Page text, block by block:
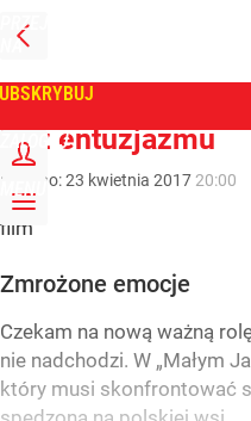
PRZEJDŹ
NA
GŁÓWNĄ
ZALOGUJ
MENU
Tygodnik Wprost
Bez entuzjazmu
Dodano:23 kwietnia 2017 20:00
film
Zmrożone emocje
Czekam na nową ważną
nie nadchodzi. W „Małym
który musi skonfrontować